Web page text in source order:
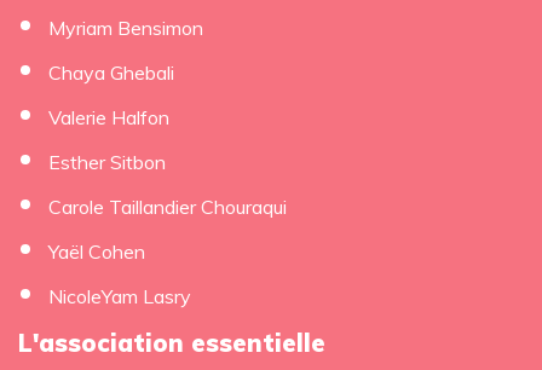
Myriam Bensimon
Chaya Ghebali
Valerie Halfon
Esther Sitbon
Carole Taillandier Chouraqui
Yaël Cohen
NicoleYam Lasry
L'association essentielle